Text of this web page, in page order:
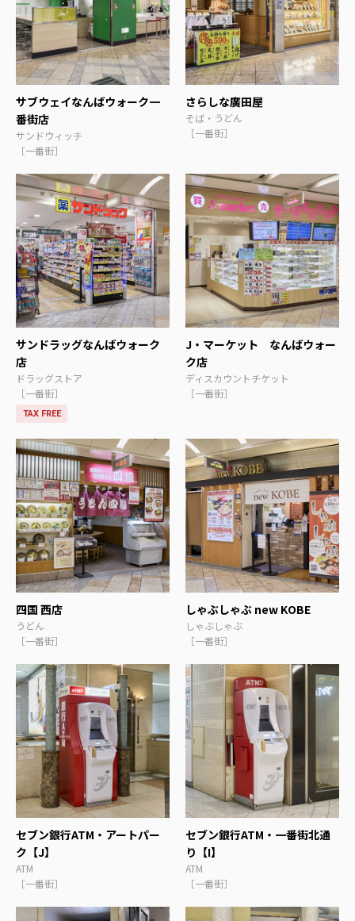
サブウェイなんばウォーク一
番街店
サンドウィッチ
［一番街］
さらしな廣田屋
そば・うどん
［一番街］
サンドラッグなんばウォーク
店
ドラッグストア
［一番街］
TAX FREE
J・マーケット なんばウォー
ク店
ディスカウントチケット
［一番街］
四国 西店
うどん
［一番街］
しゃぶしゃぶ new KOBE
しゃぶしゃぶ
［一番街］
セブン銀行ATM・アートパー
ク【J】
ATM
［一番街］
セブン銀行ATM・一番街北通
り【I】
ATM
［一番街］